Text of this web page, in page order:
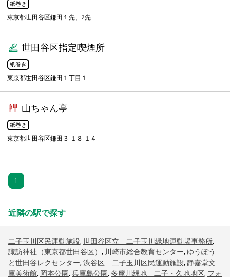
紙巻き
東京都世田谷区鎌田１先、2先
世田谷区指定喫煙所
紙巻き
東京都世田谷区鎌田１丁目１
山ちゃん亭
紙巻き
東京都世田谷区鎌田３-１８-１４
1
近隣の駅で探す
二子玉川区民運動施設, 世田谷区立 二子玉川緑地運動場事務所,
諏訪神社（東京都世田谷区） , 川崎市総合教育センター, ゆうぽう
と世田谷レクセンター, 渋谷区 二子玉川区民運動施設, 静嘉堂文
庫美術館, 岡本公園, 兵庫島公園, 多摩川緑地 二子・久地地区, フォ